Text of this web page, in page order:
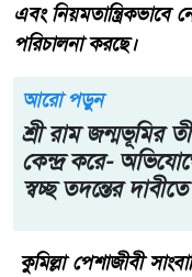
এবং নিয়মতান্ত্রিকভাবে
পরিচালনা করছে।
আরো পড়ুন
শ্রী রাম জন্মভূমির
কেন্দ্র করে-
স্বচ্ছ তদন্তের
কুমিল্লা পেশাজীবী